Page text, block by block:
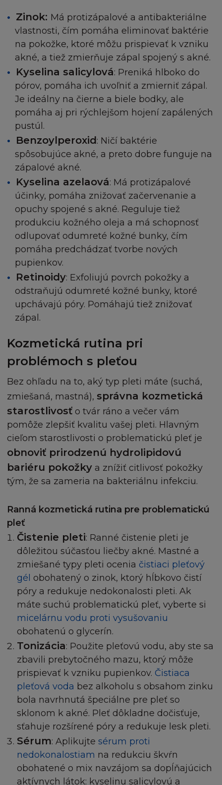
Zinok: Má protizápalové a antibakteriálne
vlastnosti, čím pomáha eliminovať baktérie
na pokožke, ktoré môžu prispievať k vzniku
akné, a tiež zmierňuje zápal spojený s akné.
Kyselina salicylová: Preniká hlboko do
pórov, pomáha ich uvoľniť a zmierniť zápal.
Je ideálny na čierne a biele bodky, ale
pomáha aj pri rýchlejšom hojení zapálených
pustúl.
Benzoylperoxid: Ničí baktérie
spôsobujúce akné, a preto dobre funguje na
zápalové akné.
Kyselina azelaová: Má protizápalové
účinky, pomáha znižovať začervenanie a
opuchy spojené s akné. Reguluje tiež
produkciu kožného oleja a má schopnosť
odlupovať odumreté kožné bunky, čím
pomáha predchádzať tvorbe nových
pupienkov.
Retinoidy: Exfoliujú povrch pokožky a
odstraňujú odumreté kožné bunky, ktoré
upchávajú póry. Pomáhajú tiež znižovať
zápal.
Kozmetická rutina pri
problémoch s pleťou
Bez ohľadu na to, aký typ pleti máte (suchá,
zmiešaná, mastná), správna kozmetická
starostlivosť o tvár ráno a večer vám
pomôže zlepšiť kvalitu vašej pleti. Hlavným
cieľom starostlivosti o problematickú pleť je
obnoviť prirodzenú hydrolipidovú
bariéru pokožky a znížiť citlivosť pokožky
tým, že sa zameria na bakteriálnu infekciu.
Ranná kozmetická rutina pre problematickú
pleť
Čistenie pleti: Ranné čistenie pleti je
dôležitou súčasťou liečby akné. Mastné a
zmiešané typy pleti ocenia čistiaci pleťový
gél obohatený o zinok, ktorý hĺbkovo čistí
póry a redukuje nedokonalosti pleti. Ak
máte suchú problematickú pleť, vyberte si
micelárnu vodu proti vysušovaniu
obohatenú o glycerín.
Tonizácia: Použite pleťovú vodu, aby ste sa
zbavili prebytočného mazu, ktorý môže
prispievať k vzniku pupienkov. Čistiaca
pleťová voda bez alkoholu s obsahom zinku
bola navrhnutá špeciálne pre pleť so
sklonom k akné. Pleť dôkladne dočisťuje,
sťahuje rozšírené póry a redukuje lesk pleti.
Sérum: Aplikujte sérum proti
nedokonalostiam na redukciu škvŕn
obohatené o mix navzájom sa dopĺňajúcich
aktívnych látok: kyselinu salicylovú a
jinak přivozené v souvislosti s nebo z nároků,
opatření nebo kroků třetí osoby přisouditelným
takovémuto nároku třetí osobou.
UKONČENÍ
Buď vy nebo L´Oréal můžete kdykoliv odstoupit
těchto Podmínek bez uvedení důvodů. Pokud
odstoupí od těchto Podmínek, pak vás bude
informovat zasláním mailu na vaši adresu, kterou
poskytli při vaší registraci, a bude se mít za to, že
zprávu obdrželi do jedné hodiny po odeslání.
Odstoupení nabyde platnosti v tuto dobu. Je vaší
povinností informovat nás o jakékoliv změně vaší
emailové adresy. V případě vašeho odstoupení od
Podmínek, zašlete email na adresuinfo@loreal.sk
ukončení máte povinnost zničit Obsah a kopie z
plynoucí.
ZMĚNY NA STRÁNKÁCH
Souhlasíte, že firma L´Oréal disponuje právem
obsah nebo technické údaje v jakémkoliv měřítku
kdykoliv z vlastního popudu. Dále souhlasíte, že
takovéto změny mohou znamenat, že se
moci připojit na Stránku.
VZDÁNÍ SE PRÁV
Žádné vzdání se práv vyplývajících z porušení
povinnosti dané těmito Podmínkami společností
nepředstavuje vzdání se jakéhokoli jiného
žádného zanedbání výkonu nebo dílčího úkonu
L'Oréal jakéhokoliv opravného prostředku
představujícího vzdání se práva na následném
tohoto nebo jiného nároku.
ROZHODNÉ PRÁVO A JURISDIKCE
Podmínky podléhají zákonům České republiky a